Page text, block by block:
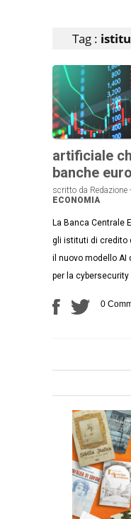
Tag :
artificiale
banche
scritto da
ECONOMIA
La Banca Centrale
gli istituti di credito
il nuovo modello AI
per la cybersecurity
0